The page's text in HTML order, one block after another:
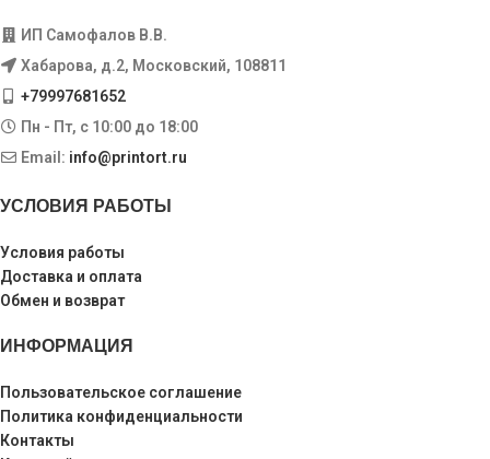
ИП Самофалов В.В.
Хабарова, д.2, Московский, 108811
+79997681652
Пн - Пт, с 10:00 до 18:00
Email: info@printort.ru
УСЛОВИЯ РАБОТЫ
Условия работы
Доставка и оплата
Обмен и возврат
ИНФОРМАЦИЯ
Пользовательское соглашение
Политика конфиденциальности
Контакты